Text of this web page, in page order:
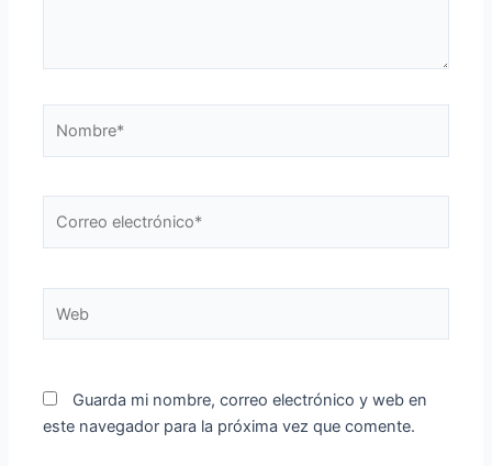
electrónico*
Guarda mi nombre, correo electrónico y web en
este navegador para la próxima vez que comente.